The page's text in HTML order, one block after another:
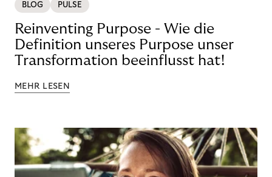
BLOG PULSE
Reinventing Purpose - Wie die
Definition unseres Purpose unser
Transformation beeinflusst hat!
MEHR LESEN